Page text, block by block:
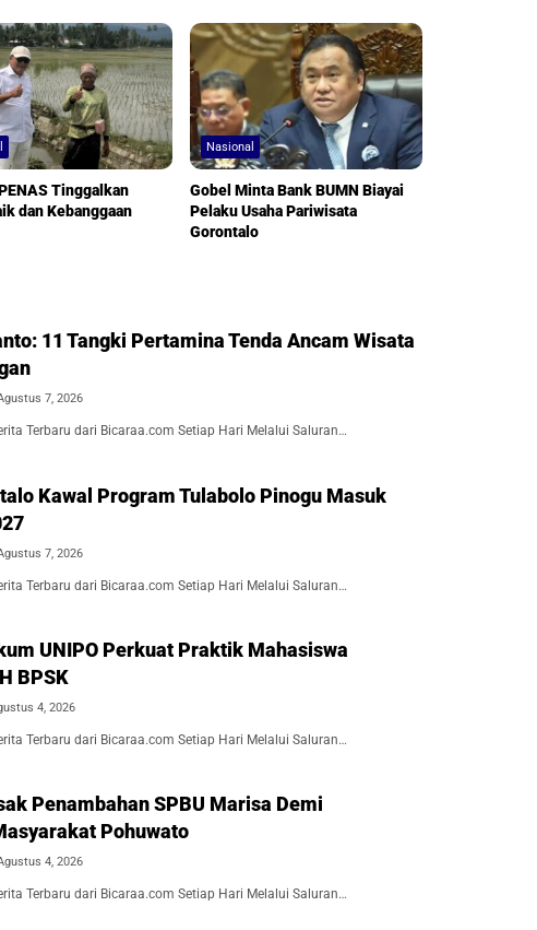
Tinggalkan
dan Kebanggaan
Nasional
Gobel Minta Bank BUMN Biayai
Pelaku Usaha Pariwisata
Gorontalo
11 Tangki Pertamina Tenda Ancam Wisata
7, 2026
Terbaru dari Bicaraa.com Setiap Hari Melalui Saluran…
Kawal Program Tulabolo Pinogu Masuk
7, 2026
Terbaru dari Bicaraa.com Setiap Hari Melalui Saluran…
UNIPO Perkuat Praktik Mahasiswa
BPSK
4, 2026
Terbaru dari Bicaraa.com Setiap Hari Melalui Saluran…
Penambahan SPBU Marisa Demi
Pohuwato
4, 2026
Terbaru dari Bicaraa.com Setiap Hari Melalui Saluran…